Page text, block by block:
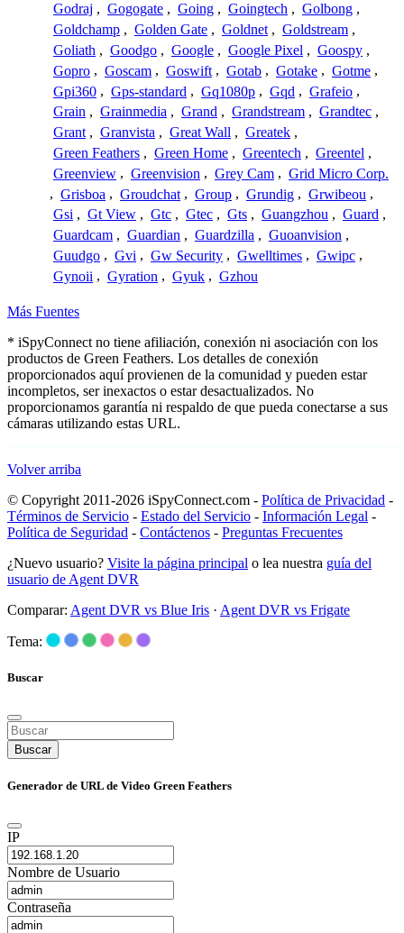
Godraj , Gogogate , Going , Goingtech , Golbong ,
Goldchamp , Golden Gate , Goldnet , Goldstream ,
Goliath , Goodgo , Google , Google Pixel , Goospy ,
Gopro , Goscam , Goswift , Gotab , Gotake , Gotme ,
Gpi360 , Gps-standard , Gq1080p , Gqd , Grafeio ,
Grain , Grainmedia , Grand , Grandstream , Grandtec ,
Grant , Granvista , Great Wall , Greatek ,
Green Feathers , Green Home , Greentech , Greentel ,
Greenview , Greenvision , Grey Cam , Grid Micro Corp.
, Grisboa , Groudchat , Group , Grundig , Grwibeou ,
Gsi , Gt View , Gtc , Gtec , Gts , Guangzhou , Guard ,
Guardcam , Guardian , Guardzilla , Guoanvision ,
Guudgo , Gvi , Gw Security , Gwelltimes , Gwipc ,
Gynoii , Gyration , Gyuk , Gzhou
Más Fuentes
* iSpyConnect no tiene afiliación, conexión ni asociación con los
productos de Green Feathers. Los detalles de conexión
proporcionados aquí provienen de la comunidad y pueden estar
incompletos, ser inexactos o estar desactualizados. No
proporcionamos garantía ni respaldo de que pueda conectarse a sus
cámaras utilizando estas URL.
Volver arriba
© Copyright 2011-2026 iSpyConnect.com - Política de Privacidad -
Términos de Servicio - Estado del Servicio - Información Legal -
Política de Seguridad - Contáctenos - Preguntas Frecuentes
¿Nuevo usuario? Visite la página principal o lea nuestra guía del
usuario de Agent DVR
Comparar: Agent DVR vs Blue Iris · Agent DVR vs Frigate
Tema:
Buscar
Buscar
Generador de URL de Video Green Feathers
IP
Nombre de Usuario
Contraseña